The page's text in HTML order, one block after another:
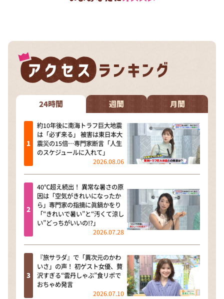
24時間 週間 月間
約10年後に南海トラフ巨大地震
は「必ず来る」 被害は東日本大
震災の15倍…専門家断言「人生
のスケジュールに入れて」
2026.08.06
40℃超え続出！ 異常な暑さの原
因は「空気がきれいになったか
ら」専門家の指摘に眞鍋かをり
「“きれいで暑い”と“汚くて涼し
い”どっちがいいの!?」
2026.07.28
『旅サラダ』で「異次元のかわ
いさ」の声！ 初ゲスト女優、贅
沢すぎる“雲丹しゃぶ”食リポで
おちゃめ発言
2026.07.10